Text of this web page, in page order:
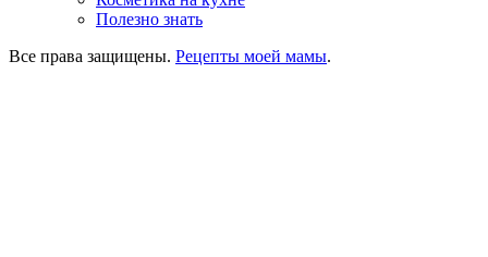
Полезно знать
Все права защищены. Рецепты моей мамы.